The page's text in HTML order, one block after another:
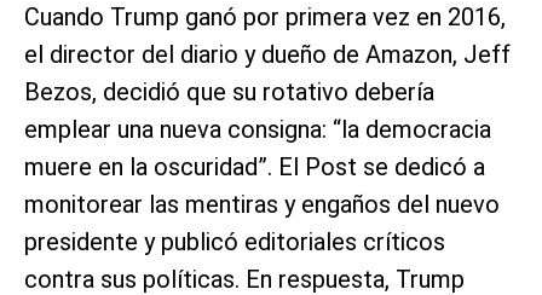
Cuando Trump ganó por primera vez en 2016,
el director del diario y dueño de Amazon, Jeff
Bezos, decidió que su rotativo debería
emplear una nueva consigna: “la democracia
muere en la oscuridad”. El Post se dedicó a
monitorear las mentiras y engaños del nuevo
presidente y publicó editoriales críticos
contra sus políticas. En respuesta, Trump